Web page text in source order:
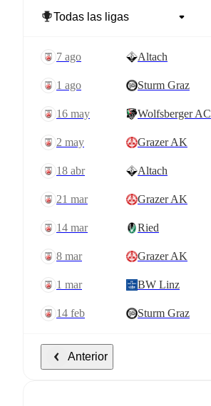
7 ago Altach
1 ago Sturm Graz
16 may Wolfsberger AC
2 may Grazer AK
18 abr Altach
21 mar Grazer AK
14 mar Ried
8 mar Grazer AK
1 mar BW Linz
14 feb Sturm Graz
Anterior